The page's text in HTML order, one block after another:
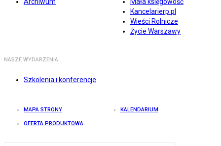
Kancelarierp.pl
Wieści Rolnicze
Życie Warszawy
NASZE WYDARZENIA
Szkolenia i konferencje
MAPA STRONY KALENDARIUM
OFERTA PRODUKTOWA